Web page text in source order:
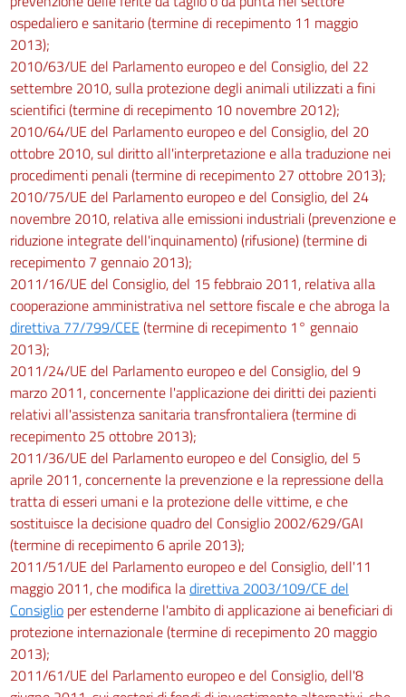
ospedaliero e sanitario (termine di recepimento 11 maggio
2013);
2010/63/UE del Parlamento europeo e del Consiglio, del 22
settembre 2010, sulla protezione degli animali utilizzati a fini
scientifici (termine di recepimento 10 novembre 2012);
2010/64/UE del Parlamento europeo e del Consiglio, del 20
ottobre 2010, sul diritto all'interpretazione e alla traduzione nei
procedimenti penali (termine di recepimento 27 ottobre 2013);
2010/75/UE del Parlamento europeo e del Consiglio, del 24
novembre 2010, relativa alle emissioni industriali (prevenzione e
riduzione integrate dell'inquinamento) (rifusione) (termine di
recepimento 7 gennaio 2013);
2011/16/UE del Consiglio, del 15 febbraio 2011, relativa alla
cooperazione amministrativa nel settore fiscale e che abroga la
direttiva 77/799/CEE (termine di recepimento 1° gennaio
2013);
2011/24/UE del Parlamento europeo e del Consiglio, del 9
marzo 2011, concernente l'applicazione dei diritti dei pazienti
relativi all'assistenza sanitaria transfrontaliera (termine di
recepimento 25 ottobre 2013);
2011/36/UE del Parlamento europeo e del Consiglio, del 5
aprile 2011, concernente la prevenzione e la repressione della
tratta di esseri umani e la protezione delle vittime, e che
sostituisce la decisione quadro del Consiglio 2002/629/GAI
(termine di recepimento 6 aprile 2013);
2011/51/UE del Parlamento europeo e del Consiglio, dell'11
maggio 2011, che modifica ladirettiva 2003/109/CE del
Consiglio per estenderne l'ambito di applicazione ai beneficiari di
protezione internazionale (termine di recepimento 20 maggio
2013);
2011/61/UE del Parlamento europeo e del Consiglio, dell'8